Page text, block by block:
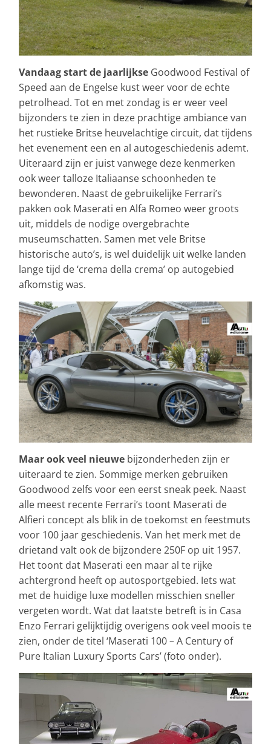
Vandaag start de jaarlijkse Goodwood Festival of
Speed aan de Engelse kust weer voor de echte
petrolhead. Tot en met zondag is er weer veel
bijzonders te zien in deze prachtige ambiance van
het rustieke Britse heuvelachtige circuit, dat tijdens
het evenement een en al autogeschiedenis ademt.
Uiteraard zijn er juist vanwege deze kenmerken
ook weer talloze Italiaanse schoonheden te
bewonderen. Naast de gebruikelijke Ferrari’s
pakken ook Maserati en Alfa Romeo weer groots
uit, middels de nodige overgebrachte
museumschatten. Samen met vele Britse
historische auto’s, is wel duidelijk uit welke landen
lange tijd de ‘crema della crema’ op autogebied
afkomstig was.
Maar ook veel nieuwe bijzonderheden zijn er
uiteraard te zien. Sommige merken gebruiken
Goodwood zelfs voor een eerst sneak peek. Naast
alle meest recente Ferrari’s toont Maserati de
Alfieri concept als blik in de toekomst en feestmuts
voor 100 jaar geschiedenis. Van het merk met de
drietand valt ook de bijzondere 250F op uit 1957.
Het toont dat Maserati een maar al te rijke
achtergrond heeft op autosportgebied. Iets wat
met de huidige luxe modellen misschien sneller
vergeten wordt. Wat dat laatste betreft is in Casa
Enzo Ferrari gelijktijdig overigens ook veel moois te
zien, onder de titel ‘Maserati 100 – A Century of
Pure Italian Luxury Sports Cars’ (foto onder).